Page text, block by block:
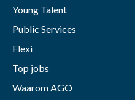
Young Talent
Public Services
Flexi
Top jobs
Waarom AGO